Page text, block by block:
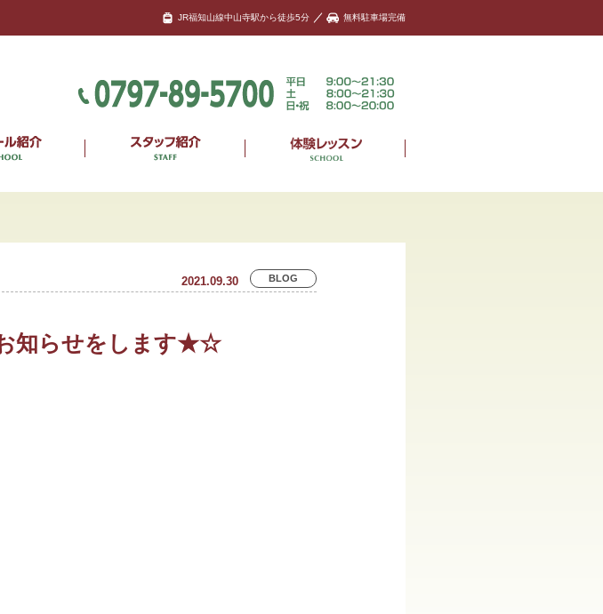
JR福知山線中山寺駅から徒歩5分 無料駐車場完備
2021.09.30 BLOG
知らせをします★☆